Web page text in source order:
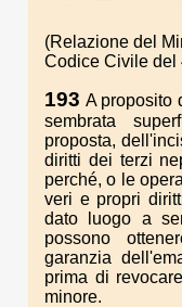
(Relazione del
Codice Civile del
193 A proposito
sembrata
proposta,
diritti dei terzi
perché, o le
veri e propri
dato luogo a
possono
garanzia
prima di
minore.